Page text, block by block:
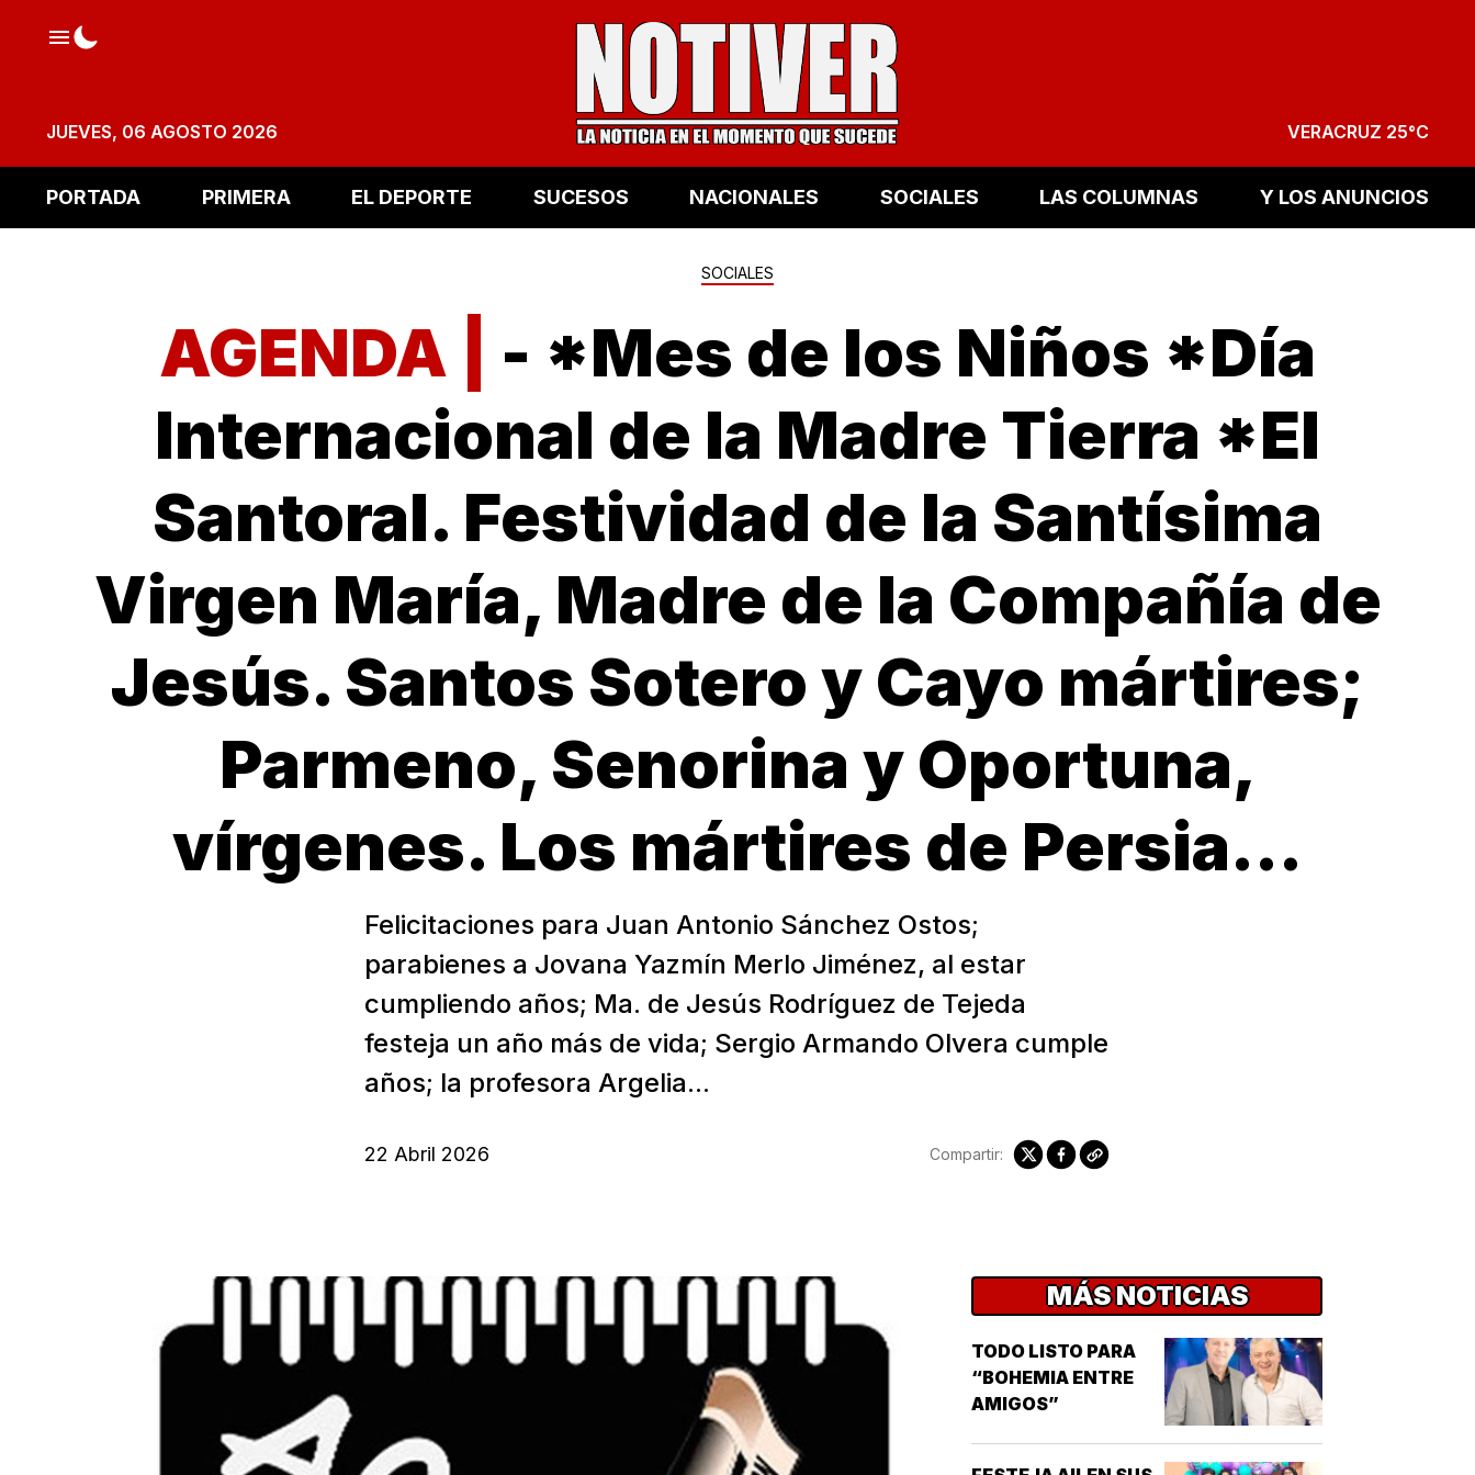
JUEVES, 06 AGOSTO 2026 VERACRUZ 25°C
PORTADA PRIMERA EL DEPORTE SUCESOS NACIONALES SOCIALES LAS COLUMNAS Y LOS ANUNCIOS
SOCIALES
AGENDA | - *Mes de los Niños *Día
Internacional de la Madre Tierra *El
Santoral. Festividad de la Santísima
Virgen María, Madre de la Compañía de
Jesús. Santos Sotero y Cayo mártires;
Parmeno, Senorina y Oportuna,
vírgenes. Los mártires de Persia...
Felicitaciones para Juan Antonio Sánchez Ostos;
parabienes a Jovana Yazmín Merlo Jiménez, al estar
cumpliendo años; Ma. de Jesús Rodríguez de Tejeda
festeja un año más de vida; Sergio Armando Olvera cumple
años; la profesora Argelia...
22 Abril 2026 Compartir:
MÁS NOTICIAS
TODO LISTO PARA
“BOHEMIA ENTRE
AMIGOS”